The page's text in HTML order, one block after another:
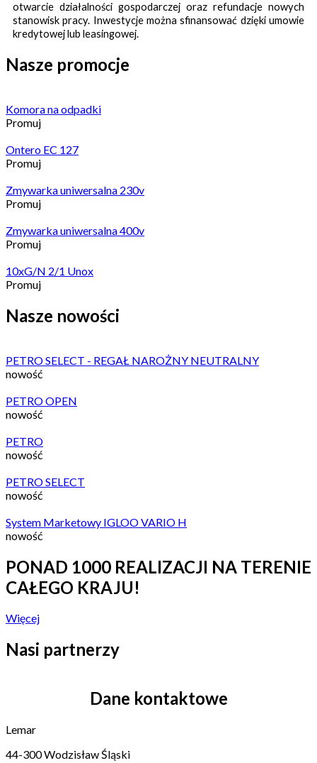
otwarcie działalności gospodarczej oraz refundacje nowych
stanowisk pracy. Inwestycje można sfinansować dzięki umowie
kredytowej lub leasingowej.
Nasze promocje
Komora na odpadki
Promuj
Ontero EC 127
Promuj
Zmywarka uniwersalna 230v
Promuj
Zmywarka uniwersalna 400v
Promuj
10xG/N 2/1 Unox
Promuj
Nasze nowości
PETRO SELECT - REGAŁ NAROŻNY NEUTRALNY
nowość
PETRO OPEN
nowość
PETRO
nowość
PETRO SELECT
nowość
System Marketowy IGLOO VARIO H
nowość
PONAD 1000 REALIZACJI NA TERENIE
CAŁEGO KRAJU!
Więcej
Nasi partnerzy
Dane kontaktowe
Lemar
44-300 Wodzisław Śląski